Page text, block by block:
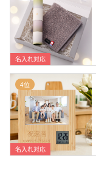
名入れ対応
4位
名入れ対応